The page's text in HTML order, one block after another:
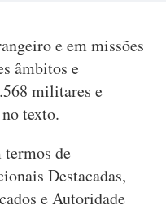
e em missões
âmbitos e
militares e
texto.
de
Destacadas,
e Autoridade